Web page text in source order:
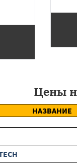
Цены
НАЗВАНИЕ